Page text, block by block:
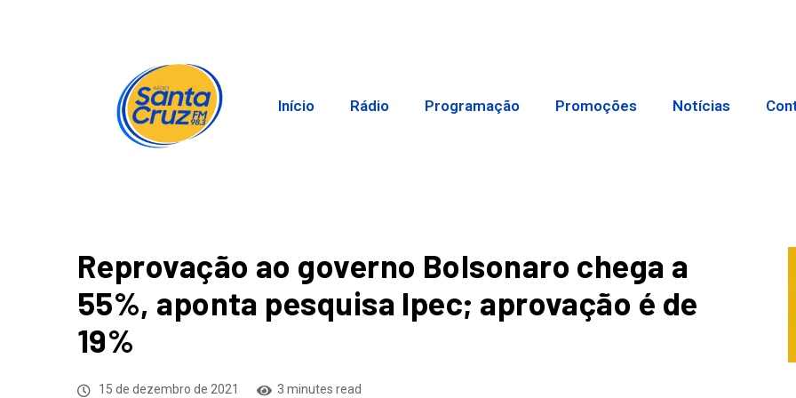
Início Rádio Programação Promoções Notícias
Reprovação ao governo Bolsonaro chega a
55%, aponta pesquisa Ipec; aprovação é de
19%
15 de dezembro de 2021 3 minutes read